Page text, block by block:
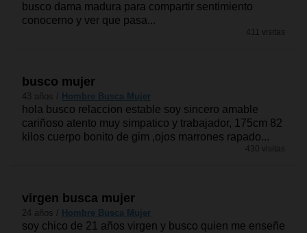
busco dama madura para compartir sentimiento
conocerno y ver que pasa...
411 visitas
busco mujer
43 años / Hombre Busca Mujer
hola busco relaccion estable soy sincero amable
cariñoso atento muy simpatico y trabajador, 175cm 82
kilos cuerpo bonito de gim ,ojos marrones rapado...
430 visitas
virgen busca mujer
24 años / Hombre Busca Mujer
soy chico de 21 años virgen y busco quien me enseñe